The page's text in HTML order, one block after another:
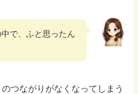
で、ふと思ったん
のつながりがなくなってしまう